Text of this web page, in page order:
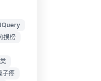
搜榜
子疼